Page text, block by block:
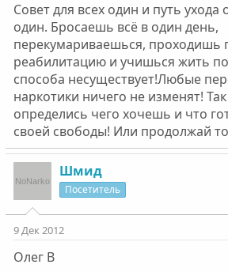
Совет для всех один и путь ухода
один. Бросаешь всё в один день,
перекумариваешься, проходишь
реабилитацию и учишься жить
способа несуществует!Любые
наркотики ничего не изменят!
определись чего хочешь и что
своей свободы! Или продолжай
Шмид
Посетитель
9 Дек 2012
Олег В